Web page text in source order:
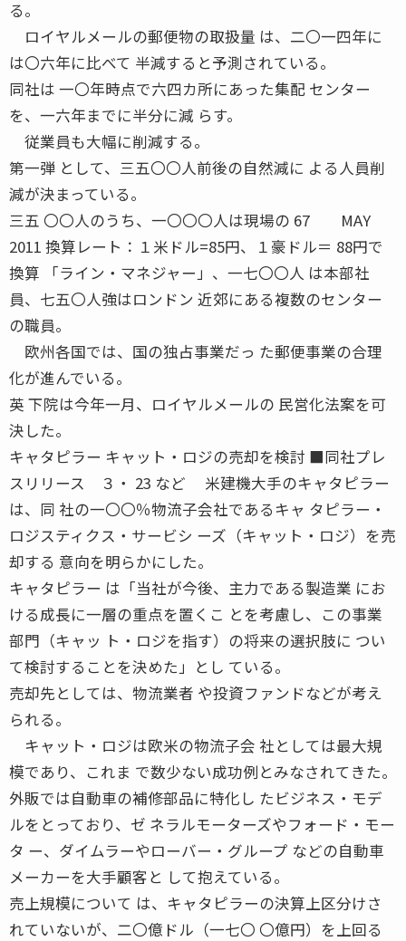
る。
ロイヤルメールの郵便物の取扱量 は、二〇一四年に
は〇六年に比べて 半減すると予測されている。
同社は 一〇年時点で六四カ所にあった集配 センター
を、一六年までに半分に減 らす。
従業員も大幅に削減する。
第一弾 として、三五〇〇人前後の自然減に よる人員削
減が決まっている。
三五 〇〇人のうち、一〇〇〇人は現場の 67 MAY
2011 換算レート：１米ドル=85円、１豪ドル＝ 88円で
換算 「ライン・マネジャー」、一七〇〇人 は本部社
員、七五〇人強はロンドン 近郊にある複数のセンター
の職員。
欧州各国では、国の独占事業だっ た郵便事業の合理
化が進んでいる。
英 下院は今年一月、ロイヤルメールの 民営化法案を可
決した。
キャタピラー キャット・ロジの売却を検討 ■同社プレ
スリリース ３・ 23 など 米建機大手のキャタピラー
は、同 社の一〇〇％物流子会社であるキャ タピラー・
ロジスティクス・サービシ ーズ（キャット・ロジ）を売
却する 意向を明らかにした。
キャタピラー は「当社が今後、主力である製造業 にお
ける成長に一層の重点を置くこ とを考慮し、この事業
部門（キャッ ト・ロジを指す）の将来の選択肢に つい
て検討することを決めた」とし ている。
売却先としては、物流業者 や投資ファンドなどが考え
られる。
キャット・ロジは欧米の物流子会 社としては最大規
模であり、これま で数少ない成功例とみなされてきた。
外販では自動車の補修部品に特化し たビジネス・モデ
ルをとっており、ゼ ネラルモーターズやフォード・モー
タ ー、ダイムラーやローバー・グループ などの自動車
メーカーを大手顧客と して抱えている。
売上規模について は、キャタピラーの決算上区分けさ
れていないが、二〇億ドル（一七〇 〇億円）を上回る